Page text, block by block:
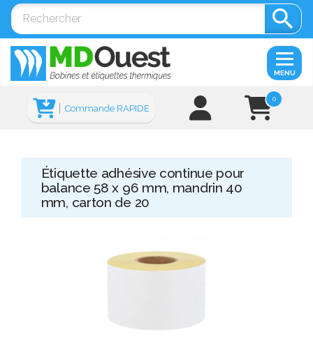

0
Commande RAPIDE
MENU
Étiquette adhésive continue pour
balance 58 x 96 mm, mandrin 40
mm, carton de 20